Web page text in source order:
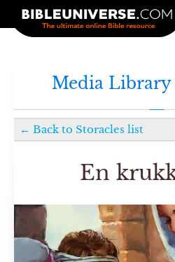
Media Library
← Back to Storacles list
En